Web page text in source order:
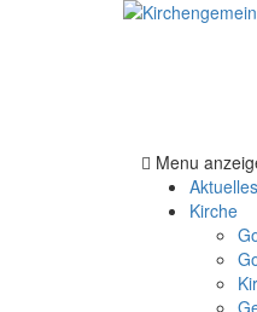
Menu
Aktuelles
Kirche